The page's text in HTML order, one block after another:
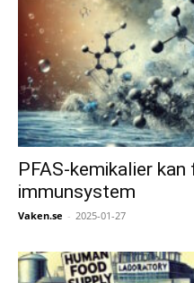
PFAS-kemikalier
immunsystem
Vaken.se - 2025-01-27